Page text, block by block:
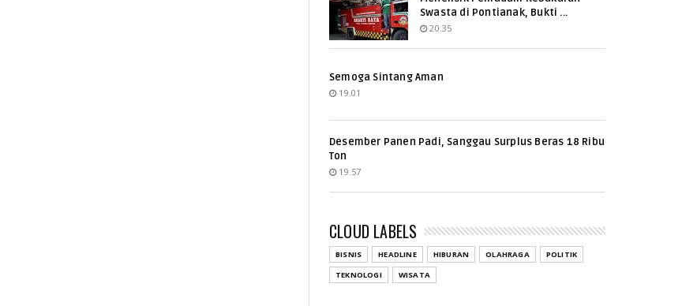
Swasta di Pontianak, Bukti ...
20.35
Semoga Sintang Aman
19.01
Desember Panen Padi, Sanggau Surplus Beras 18 Ribu
Ton
19.57
CLOUD LABELS
BISNIS HEADLINE HIBURAN OLAHRAGA
POLITIK
TEKNOLOGI
WISATA